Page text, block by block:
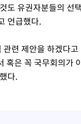
도 유권자분들의 선
언급했다.
련 제안을 하겠다
혹은 꼭 국무회의가
다.